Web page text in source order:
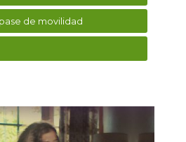
de movilidad